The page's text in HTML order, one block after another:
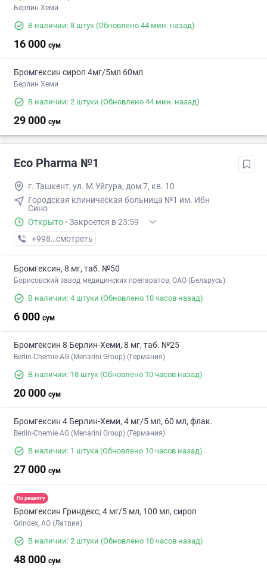
Берлин Хеми
В наличии: 8 штук (Обновлено 44 мин. назад)
16 000 сум
Бромгексин сироп 4мг/5мл 60мл
Берлин Хеми
В наличии: 2 штуки (Обновлено 44 мин. назад)
29 000 сум
Eco Pharma №1
г. Ташкент, ул. М.Уйгура, дом 7, кв. 10
Городская клиническая больница №1 им. Ибн
Сино
Открыто · Закроется в 23:59
+998 (71) XXX-XX-XX
смотреть
Бромгексин, 8 мг, таб. №50
Борисовский завод медицинских препаратов, ОАО (Беларусь)
В наличии: 4 штуки (Обновлено 10 часов назад)
6 000 сум
Бромгексин 8 Берлин-Хеми, 8 мг, таб. №25
Berlin-Chemie AG (Menarini Group) (Германия)
В наличии: 18 штук (Обновлено 10 часов назад)
20 000 сум
Бромгексин 4 Берлин-Хеми, 4 мг/5 мл, 60 мл, флак.
Berlin-Chemie AG (Menarini Group) (Германия)
В наличии: 1 штука (Обновлено 10 часов назад)
27 000 сум
По рецепту
Бромгексин Гриндекс, 4 мг/5 мл, 100 мл, сироп
Grindex, АО (Латвия)
В наличии: 2 штуки (Обновлено 10 часов назад)
48 000 сум